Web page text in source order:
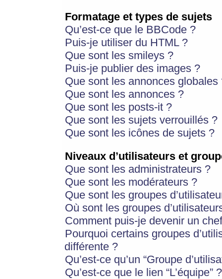
Formatage et types de sujets
Qu’est-ce que le BBCode ?
Puis-je utiliser du HTML ?
Que sont les smileys ?
Puis-je publier des images ?
Que sont les annonces globales
Que sont les annonces ?
Que sont les posts-it ?
Que sont les sujets verrouillés ?
Que sont les icônes de sujets ?
Niveaux d’utilisateurs et
Que sont les administrateurs ?
Que sont les modérateurs ?
Que sont les groupes
Où sont les groupes
Comment puis-je devenir un
Pourquoi certains groupes
différente ?
Qu’est-ce qu’un “Groupe
Qu’est-ce que le lien “L’équipe” ?